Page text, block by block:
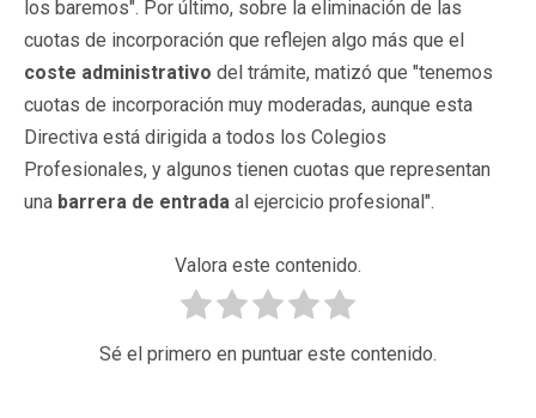
los baremos". Por último, sobre la eliminación de las
cuotas de incorporación que reflejen algo más que el
coste administrativo del trámite, matizó que "tenemos
cuotas de incorporación muy moderadas, aunque esta
Directiva está dirigida a todos los Colegios
Profesionales, y algunos tienen cuotas que representan
una barrera de entrada al ejercicio profesional".
Valora este contenido.
Sé el primero en puntuar este contenido.